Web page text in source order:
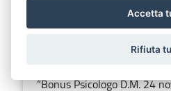
DETERMINAZIONE DEL
Ascolta
“Bonus Psicologo D.M. 24
Accetta
Rifiuta